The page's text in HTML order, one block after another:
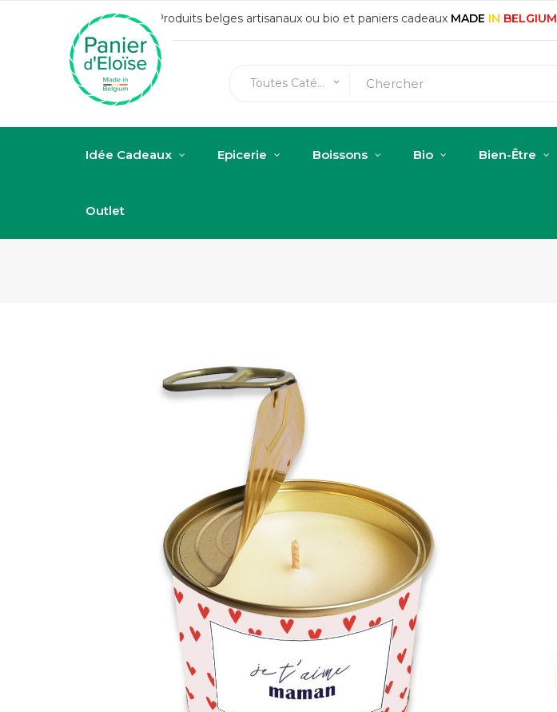
Produits belges artisanaux ou bio et paniers cadeaux MADE IN BELGIUM
Toutes Catégories keyboard_arrow_down
Idée Cadeaux Epicerie Boissons Bio Bien-Être
Outlet